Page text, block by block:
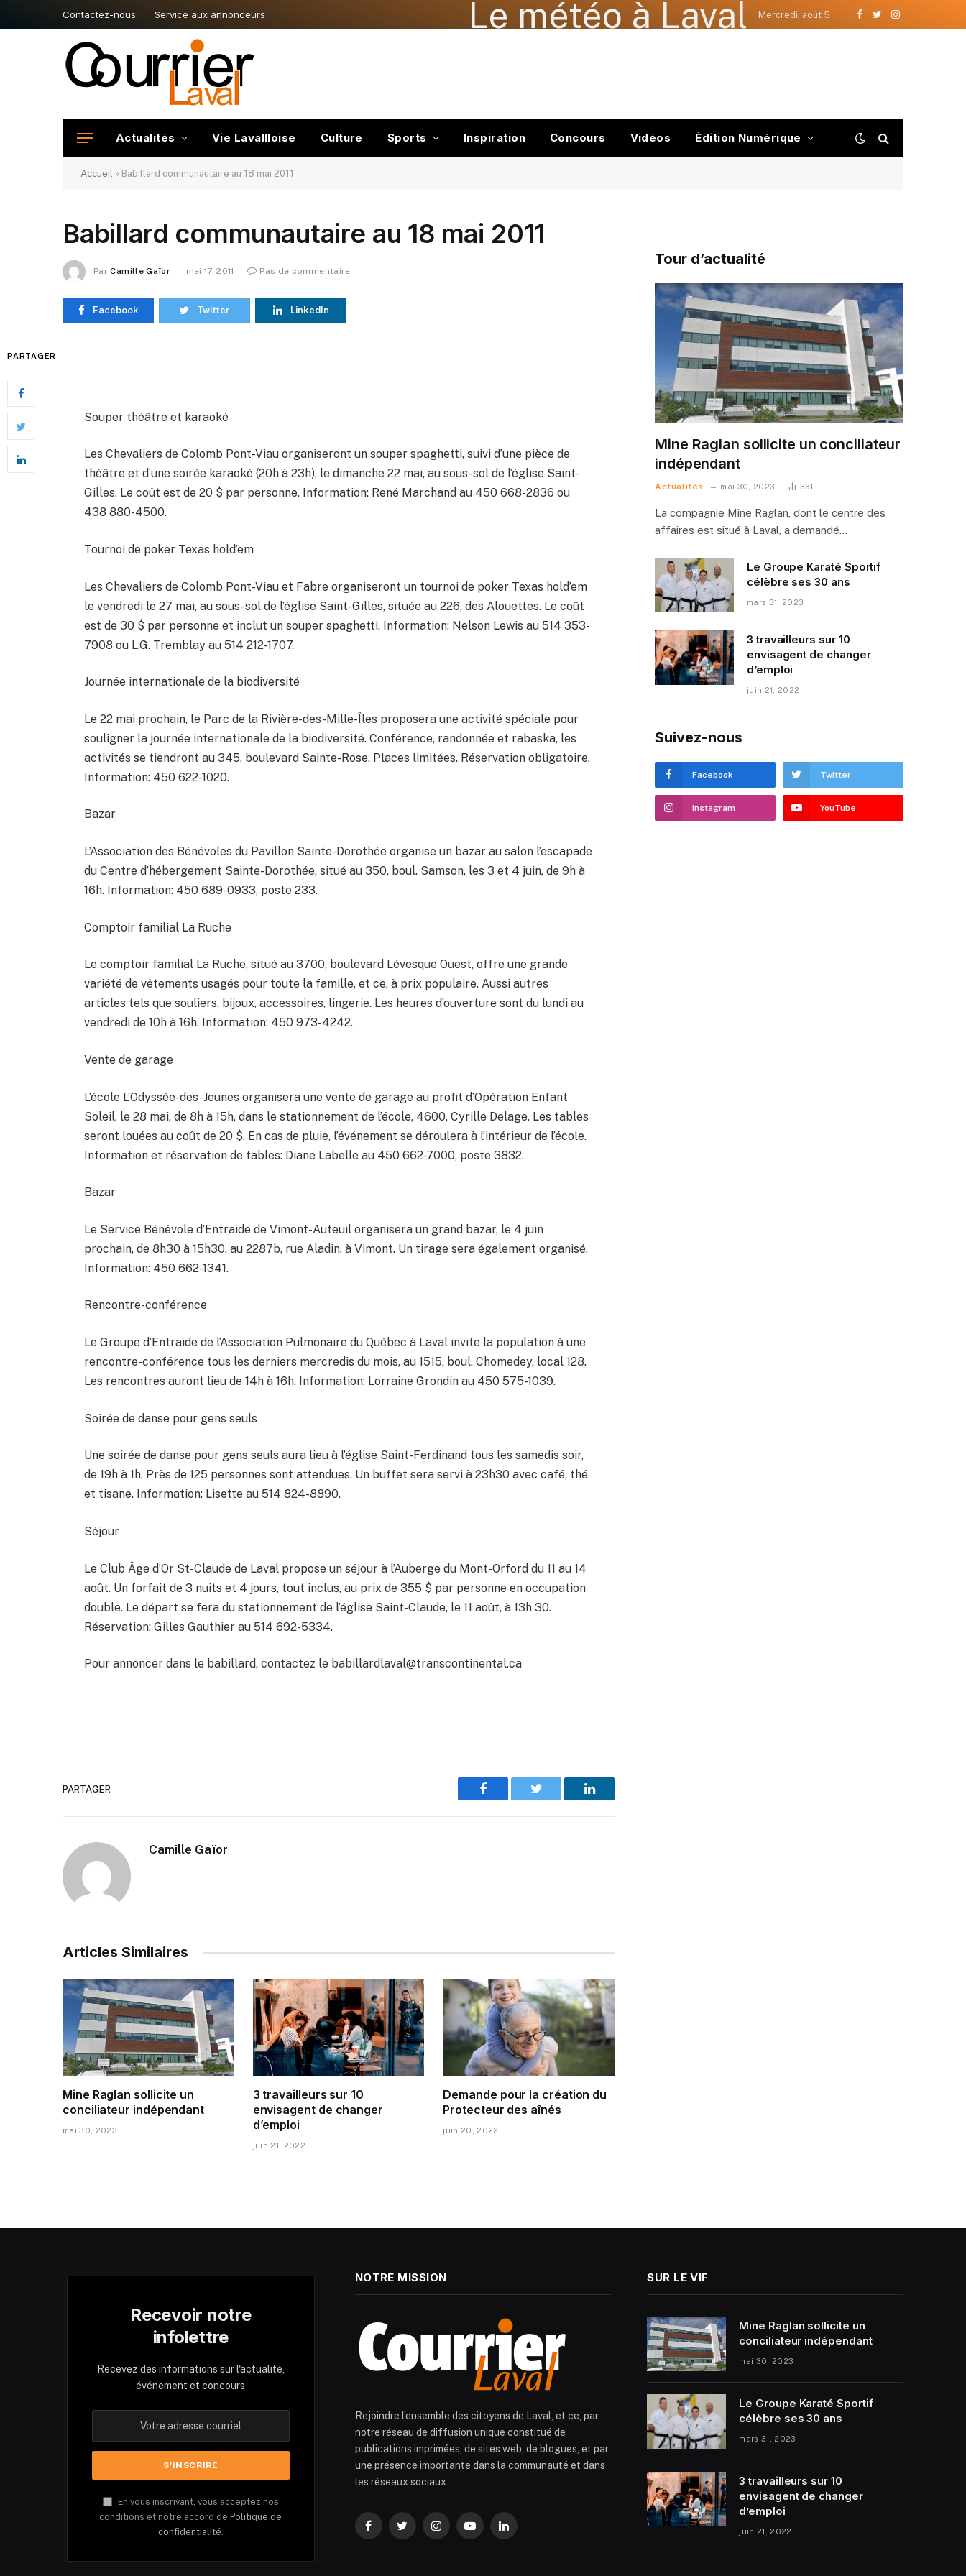
Contactez-nous Service aux annonceurs Le météo à Laval Mercredi, août 5
Facebook
TwitterInstagram
Actualités Vie Lavallloise Culture Sports Inspiration Concours Vidéos Édition Numérique
Accueil » Babillard communautaire au 18 mai 2011
Babillard communautaire au 18 mai 2011
Par Camille Gaïor mai 17, 2011 Pas de commentaire
Facebook Twitter LinkedIn
PARTAGER
Souper théâtre et karaoké
Les Chevaliers de Colomb Pont-Viau organiseront un souper spaghetti, suivi d’une pièce de
théâtre et d’une soirée karaoké (20h à 23h), le dimanche 22 mai, au sous-sol de l’église Saint-
Gilles. Le coût est de 20 $ par personne. Information: René Marchand au 450 668-2836 ou
438 880-4500.
Tournoi de poker Texas hold’em
Les Chevaliers de Colomb Pont-Viau et Fabre organiseront un tournoi de poker Texas hold’em
le vendredi le 27 mai, au sous-sol de l’église Saint-Gilles, située au 226, des Alouettes. Le coût
est de 30 $ par personne et inclut un souper spaghetti. Information: Nelson Lewis au 514 353-
7908 ou L.G. Tremblay au 514 212-1707.
Journée internationale de la biodiversité
Le 22 mai prochain, le Parc de la Rivière-des-Mille-Îles proposera une activité spéciale pour
souligner la journée internationale de la biodiversité. Conférence, randonnée et rabaska, les
activités se tiendront au 345, boulevard Sainte-Rose. Places limitées. Réservation obligatoire.
Information: 450 622-1020.
Bazar
L’Association des Bénévoles du Pavillon Sainte-Dorothée organise un bazar au salon l’escapade
du Centre d’hébergement Sainte-Dorothée, situé au 350, boul. Samson, les 3 et 4 juin, de 9h à
16h. Information: 450 689-0933, poste 233.
Comptoir familial La Ruche
Le comptoir familial La Ruche, situé au 3700, boulevard Lévesque Ouest, offre une grande
variété de vêtements usagés pour toute la famille, et ce, à prix populaire. Aussi autres
articles tels que souliers, bijoux, accessoires, lingerie. Les heures d’ouverture sont du lundi au
vendredi de 10h à 16h. Information: 450 973-4242.
Vente de garage
L’école L’Odyssée-des-Jeunes organisera une vente de garage au profit d’Opération Enfant
Soleil, le 28 mai, de 8h à 15h, dans le stationnement de l’école, 4600, Cyrille Delage. Les tables
seront louées au coût de 20 $. En cas de pluie, l’événement se déroulera à l’intérieur de l’école.
Information et réservation de tables: Diane Labelle au 450 662-7000, poste 3832.
Bazar
Le Service Bénévole d’Entraide de Vimont-Auteuil organisera un grand bazar, le 4 juin
prochain, de 8h30 à 15h30, au 2287b, rue Aladin, à Vimont. Un tirage sera également organisé.
Information: 450 662-1341.
Rencontre-conférence
Le Groupe d’Entraide de l’Association Pulmonaire du Québec à Laval invite la population à une
rencontre-conférence tous les derniers mercredis du mois, au 1515, boul. Chomedey, local 128.
Les rencontres auront lieu de 14h à 16h. Information: Lorraine Grondin au 450 575-1039.
Soirée de danse pour gens seuls
Une soirée de danse pour gens seuls aura lieu à l’église Saint-Ferdinand tous les samedis soir,
de 19h à 1h. Près de 125 personnes sont attendues. Un buffet sera servi à 23h30 avec café, thé
et tisane. Information: Lisette au 514 824-8890.
Séjour
Le Club Âge d’Or St-Claude de Laval propose un séjour à l’Auberge du Mont-Orford du 11 au 14
août. Un forfait de 3 nuits et 4 jours, tout inclus, au prix de 355 $ par personne en occupation
double. Le départ se fera du stationnement de l’église Saint-Claude, le 11 août, à 13h 30.
Réservation: Gilles Gauthier au 514 692-5334.
Pour annoncer dans le babillard, contactez le babillardlaval@transcontinental.ca
PARTAGER
Facebook Twitter LinkedIn
Camille Gaïor
Articles Similaires
Mine Raglan sollicite un
conciliateur indépendant
mai 30, 2023
3 travailleurs sur 10
envisagent de changer
d’emploi
juin 21, 2022
Demande pour la création du
Protecteur des aînés
juin 20, 2022
Tour d’actualité
Mine Raglan sollicite un conciliateur
indépendant
Actualités mai 30, 2023 331
La compagnie Mine Raglan, dont le centre des
affaires est situé à Laval, a demandé…
Le Groupe Karaté Sportif
célèbre ses 30 ans
mars 31, 2023
3 travailleurs sur 10
envisagent de changer
d’emploi
juin 21, 2022
Suivez-nous
Facebook Twitter
Instagram YouTube
Recevoir notre
infolettre
Recevez des informations sur l'actualité,
événement et concours
En vous inscrivant, vous acceptez nos
conditions et notre accord de Politique de
confidentialité.
NOTRE MISSION
Rejoindre l’ensemble des citoyens de Laval, et ce, par
notre réseau de diffusion unique constitué de
publications imprimées, de sites web, de blogues, et par
une présence importante dans la communauté et dans
les réseaux sociaux
FacebookTwitterInstagramYouTubeLinkedIn
SUR LE VIF
Mine Raglan sollicite un
conciliateur indépendant
mai 30, 2023
Le Groupe Karaté Sportif
célèbre ses 30 ans
mars 31, 2023
3 travailleurs sur 10
envisagent de changer
d’emploi
juin 21, 2022